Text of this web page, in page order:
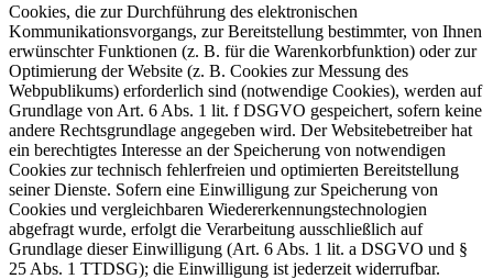
Cookies, die zur Durchführung des elektronischen
Kommunikationsvorgangs, zur Bereitstellung bestimmter, von Ihnen
erwünschter Funktionen (z. B. für die Warenkorbfunktion) oder zur
Optimierung der Website (z. B. Cookies zur Messung des
Webpublikums) erforderlich sind (notwendige Cookies), werden auf
Grundlage von Art. 6 Abs. 1 lit. f DSGVO gespeichert, sofern keine
andere Rechtsgrundlage angegeben wird. Der Websitebetreiber hat
ein berechtigtes Interesse an der Speicherung von notwendigen
Cookies zur technisch fehlerfreien und optimierten Bereitstellung
seiner Dienste. Sofern eine Einwilligung zur Speicherung von
Cookies und vergleichbaren Wiedererkennungstechnologien
abgefragt wurde, erfolgt die Verarbeitung ausschließlich auf
Grundlage dieser Einwilligung (Art. 6 Abs. 1 lit. a DSGVO und §
25 Abs. 1 TTDSG); die Einwilligung ist jederzeit widerrufbar.